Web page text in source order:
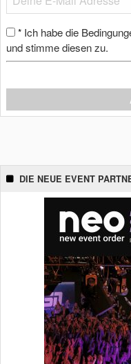
* Ich habe die
und stimme diesen zu.
DIE NEUE EVENT